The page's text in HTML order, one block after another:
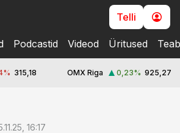
Telli
Podcastid Videod Üritused
% 315,18 OMX Riga 0,23% 925,27
16:17